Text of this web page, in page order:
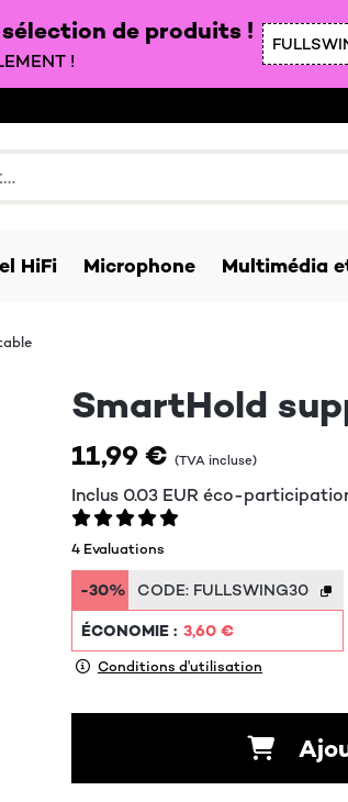
de produits !
!
HiFi Microphone Multimédia
SmartHold
11,99 € (TVA incluse)
Inclus 0.03 EURéco-
4 Evaluations
-30% CODE: FULLSWING30
ÉCONOMIE : 3,60 €
Conditions d'utilisation